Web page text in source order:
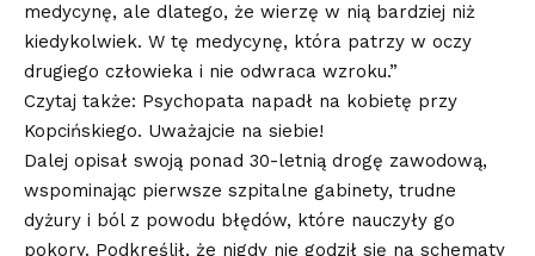
medycynę, ale dlatego, że wierzę w nią bardziej niż
kiedykolwiek. W tę medycynę, która patrzy w oczy
drugiego człowieka i nie odwraca wzroku.”
Czytaj także: Psychopata napadł na kobietę przy
Kopcińskiego. Uważajcie na siebie!
Dalej opisał swoją ponad 30-letnią drogę zawodową,
wspominając pierwsze szpitalne gabinety, trudne
dyżury i ból z powodu błędów, które nauczyły go
pokory. Podkreślił, że nigdy nie godził się na schematy